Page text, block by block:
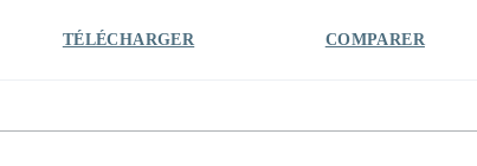
TÉLÉCHARGER COMPARER